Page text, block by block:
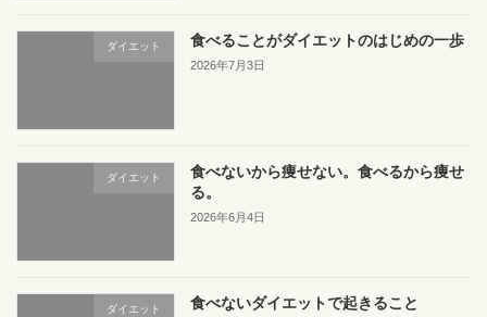
ダイエット 食べることがダイエットのはじめの一歩
2026年7月3日
ダイエット
食べないから痩せない。食べるから痩せ
る。
2026年6月4日
ダイエット 食べないダイエットで起きること